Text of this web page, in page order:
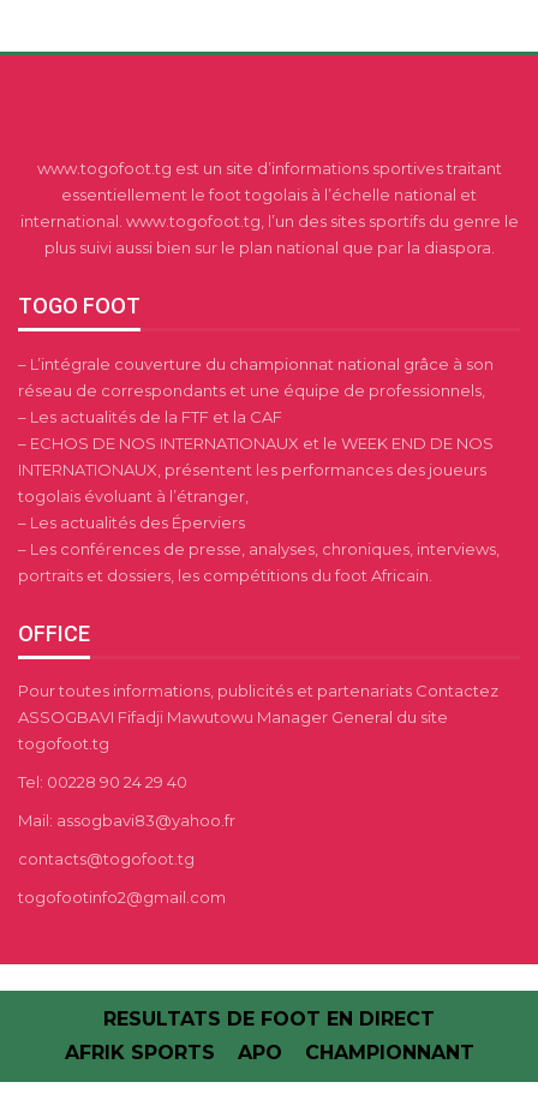
www.togofoot.tg est un site d’informations sportives traitant
essentiellement le foot togolais à l’échelle national et
international. www.togofoot.tg, l’un des sites sportifs du genre le
plus suivi aussi bien sur le plan national que par la diaspora.
TOGO FOOT
– L’intégrale couverture du championnat national grâce à son
réseau de correspondants et une équipe de professionnels,
– Les actualités de la FTF et la CAF
– ECHOS DE NOS INTERNATIONAUX et le WEEK END DE NOS
INTERNATIONAUX, présentent les performances des joueurs
togolais évoluant à l’étranger,
– Les actualités des Éperviers
– Les conférences de presse, analyses, chroniques, interviews,
portraits et dossiers, les compétitions du foot Africain.
OFFICE
Pour toutes informations, publicités et partenariats Contactez
ASSOGBAVI Fifadji Mawutowu Manager General du site
togofoot.tg
Tel: 00228 90 24 29 40
Mail: assogbavi83@yahoo.fr
contacts@togofoot.tg
togofootinfo2@gmail.com
RESULTATS DE FOOT EN DIRECT
AFRIK SPORTS
APO CHAMPIONNANT